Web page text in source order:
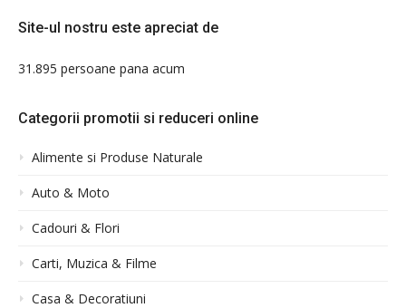
Site-ul nostru este apreciat de
31.895 persoane pana acum
Categorii promotii si reduceri online
Alimente si Produse Naturale
Auto & Moto
Cadouri & Flori
Carti, Muzica & Filme
Casa & Decoratiuni